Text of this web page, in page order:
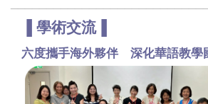
學術交流▐
六度攜手海外夥伴 深化華語教學